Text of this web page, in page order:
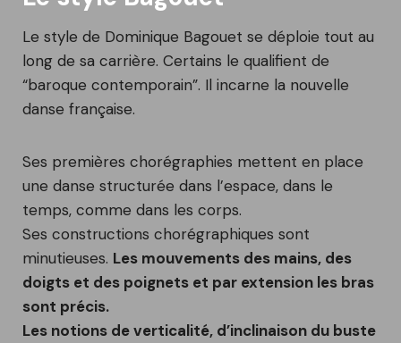
Le style de Dominique Bagouet se déploie tout au
long de sa carrière. Certains le qualifient de
“baroque contemporain”. Il incarne la nouvelle
danse française.
Ses premières chorégraphies mettent en place
une danse structurée dans l’espace, dans le
temps, comme dans les corps.
Ses constructions chorégraphiques sont
minutieuses. Les mouvements des mains, des
doigts et des poignets et par extension les bras
sont précis.
Les notions de verticalité, d’inclinaison du buste